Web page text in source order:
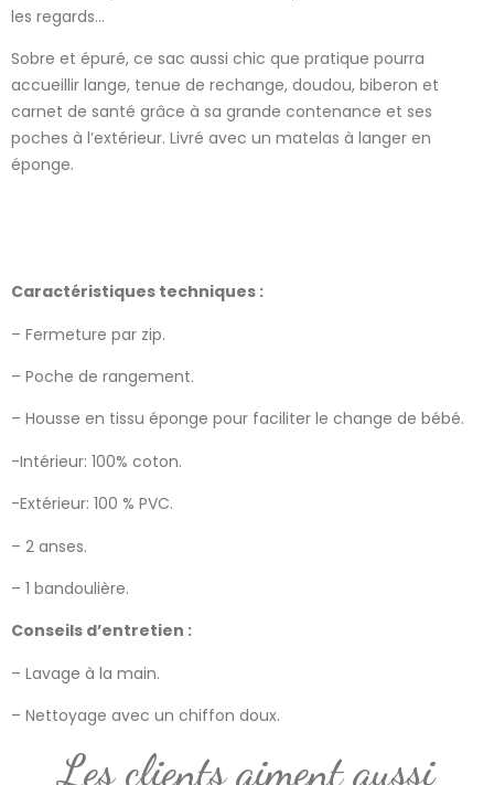
les regards…
Sobre et épuré, ce sac aussi chic que pratique pourra
accueillir lange, tenue de rechange, doudou, biberon et
carnet de santé grâce à sa grande contenance et ses
poches à l’extérieur. Livré avec un matelas à langer en
éponge.
Caractéristiques techniques :
– Fermeture par zip.
– Poche de rangement.
– Housse en tissu éponge pour faciliter le change de bébé.
-Intérieur: 100% coton.
-Extérieur: 100 % PVC.
– 2 anses.
– 1 bandoulière.
Conseils d’entretien :
– Lavage à la main.
– Nettoyage avec un chiffon doux.
Les clients aiment aussi